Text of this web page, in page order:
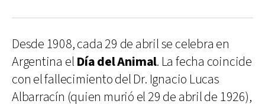
Desde 1908, cada 29 de abril se celebra en
Argentina el Día del Animal. La fecha coincide
con el fallecimiento del Dr. Ignacio Lucas
Albarracín (quien murió el 29 de abril de 1926),